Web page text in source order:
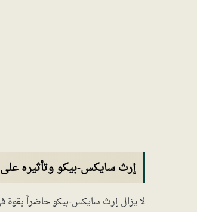
إرث سايكس-بيكو وتأثيره
لا يزال إرث سايكس-بيكو حاضراً بقوة